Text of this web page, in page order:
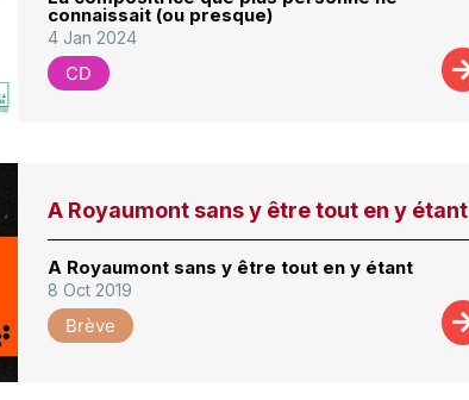
connaissait (ou presque)
4 Jan 2024
CD
A Royaumont sans y être tout en y étant
A Royaumont sans y être tout en y étant
8 Oct 2019
Brève